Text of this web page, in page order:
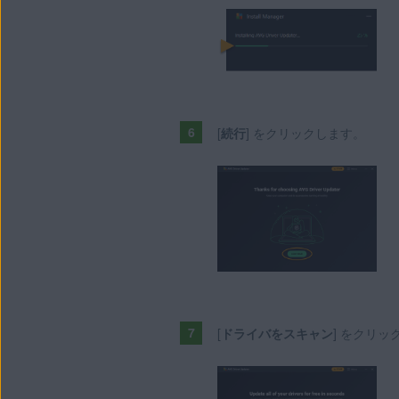
[続行] をクリックします。
[ ドライバをスキャン] をクリッ